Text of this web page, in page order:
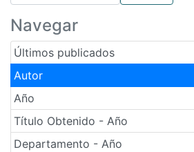
Navegar
Últimos publicados
Autor
Año
Título Obtenido - Año
Departamento - Año